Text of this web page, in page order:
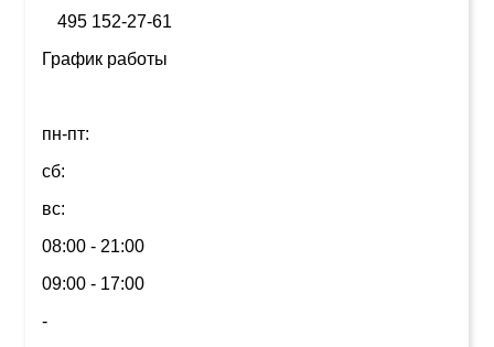
495 152-27-61
График работы
пн-пт:
сб:
вс:
08:00 - 21:00
09:00 - 17:00
-